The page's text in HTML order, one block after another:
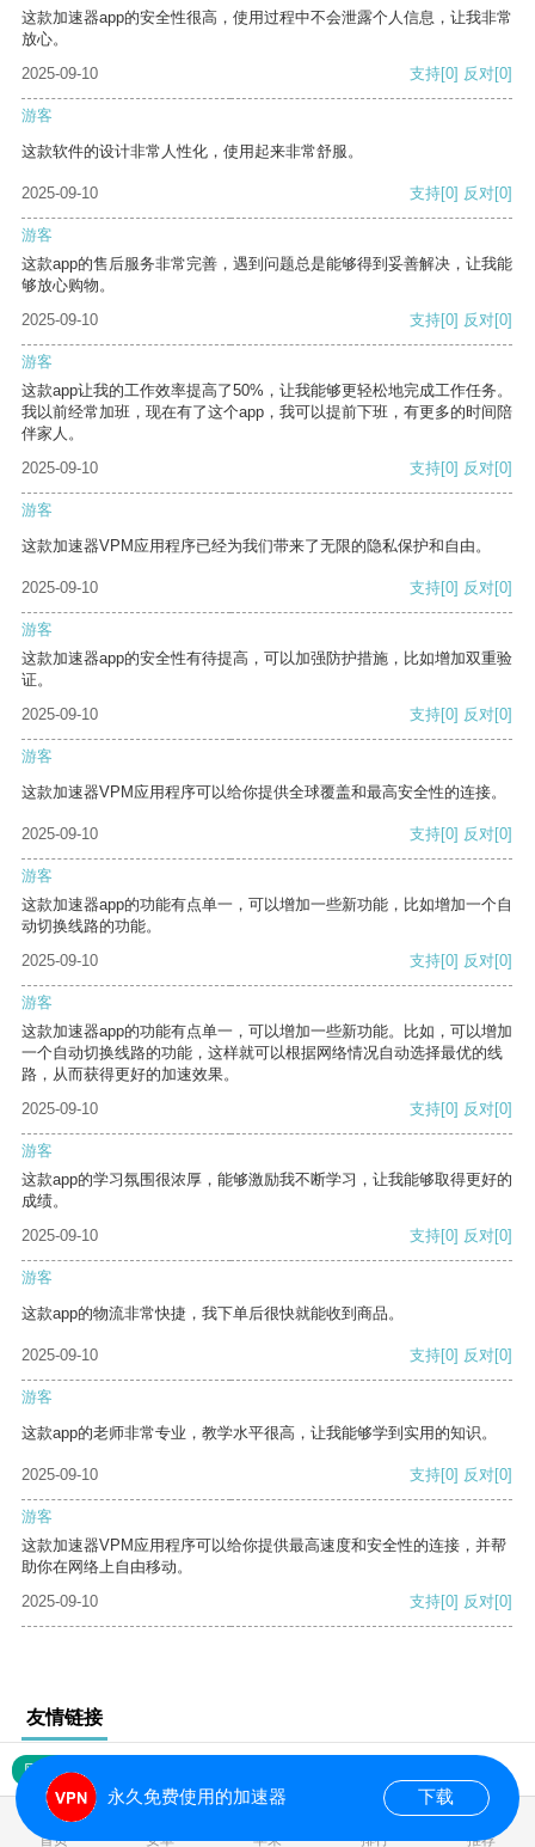
这款加速器app的安全性很高，使用过程中不会泄露个人信息，让我非常
放心。
2025-09-10
支持[0] 反对[0]
游客
这款软件的设计非常人性化，使用起来非常舒服。
2025-09-10 支持[0] 反对[0]
游客
这款app的售后服务非常完善，遇到问题总是能够得到妥善解决，让我能
够放心购物。
2025-09-10
支持[0] 反对[0]
游客
这款app让我的工作效率提高了50%，让我能够更轻松地完成工作任务。
我以前经常加班，现在有了这个app，我可以提前下班，有更多的时间陪
伴家人。
2025-09-10
支持[0] 反对[0]
游客
这款加速器VPM应用程序已经为我们带来了无限的隐私保护和自由。
2025-09-10 支持[0] 反对[0]
游客
这款加速器app的安全性有待提高，可以加强防护措施，比如增加双重验
证。
2025-09-10
支持[0] 反对[0]
游客
这款加速器VPM应用程序可以给你提供全球覆盖和最高安全性的连接。
2025-09-10 支持[0] 反对[0]
游客
这款加速器app的功能有点单一，可以增加一些新功能，比如增加一个自
动切换线路的功能。
2025-09-10
支持[0] 反对[0]
游客
这款加速器app的功能有点单一，可以增加一些新功能。比如，可以增加
一个自动切换线路的功能，这样就可以根据网络情况自动选择最优的线
路，从而获得更好的加速效果。
2025-09-10
支持[0] 反对[0]
游客
这款app的学习氛围很浓厚，能够激励我不断学习，让我能够取得更好的
成绩。
2025-09-10
支持[0] 反对[0]
游客
这款app的物流非常快捷，我下单后很快就能收到商品。
2025-09-10 支持[0] 反对[0]
游客
这款app的老师非常专业，教学水平很高，让我能够学到实用的知识。
2025-09-10 支持[0] 反对[0]
游客
这款加速器VPM应用程序可以给你提供最高速度和安全性的连接，并帮
助你在网络上自由移动。
2025-09-10
支持[0] 反对[0]
友情链接
网站地图
首页 安卓 苹果 排行 推荐
永久免费使用的加速器 下载
0.017486s